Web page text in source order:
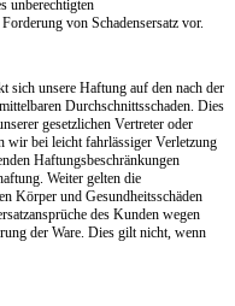
unberechtigten
von Schadensersatz vor.
sich unsere Haftung auf den nach der
Durchschnittsschaden. Dies
gesetzlichen Vertreter oder
wir bei leicht fahrlässiger Verletzung
Haftungsbeschränkungen
Weiter gelten die
Körper und Gesundheitsschäden
des Kunden wegen
der Ware. Dies gilt nicht, wenn